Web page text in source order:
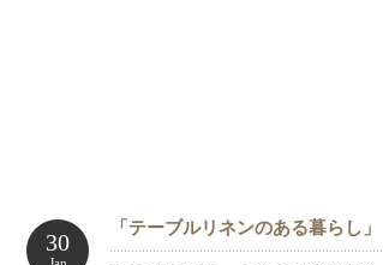
30
「テーブルリネンのある暮ら